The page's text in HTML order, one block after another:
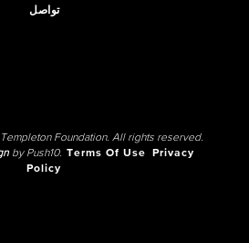
تواصل
Foundation. All rights reserved.
by Push10. Terms Of Use
Privacy
Policy